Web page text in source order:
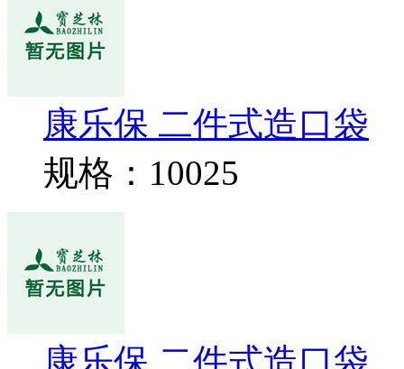
康乐保 二件式造口袋
规格：10025